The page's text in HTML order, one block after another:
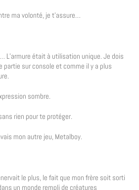
ma volonté, je t’assure…
L’armure était à utilisation unique. Je dois
partie sur console et comme il y a plus
sombre.
rien pour te protéger.
mon autre jeu, Metalboy.
le plus, le fait que mon frère soit sorti
un monde rempli de créatures